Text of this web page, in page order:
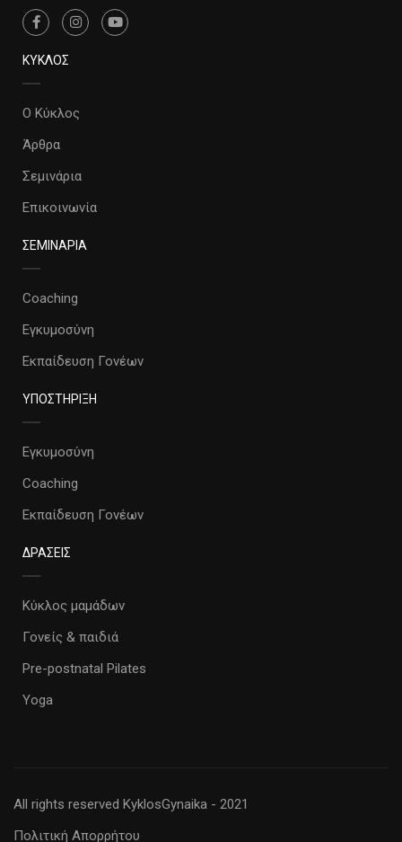
ΚΥΚΛΟΣ
Ο Κύκλος
Άρθρα
Σεμινάρια
Επικοινωνία
ΣΕΜΙΝΑΡΙΑ
Coaching
Εγκυμοσύνη
Εκπαίδευση Γονέων
ΥΠΟΣΤΗΡΙΞΗ
Εγκυμοσύνη
Coaching
Εκπαίδευση Γονέων
ΔΡΑΣΕΙΣ
Κύκλος μαμάδων
Γονείς & παιδιά
Pre-postnatal Pilates
Yoga
All rights reserved KyklosGynaika - 2021
Πολιτική Απορρήτου